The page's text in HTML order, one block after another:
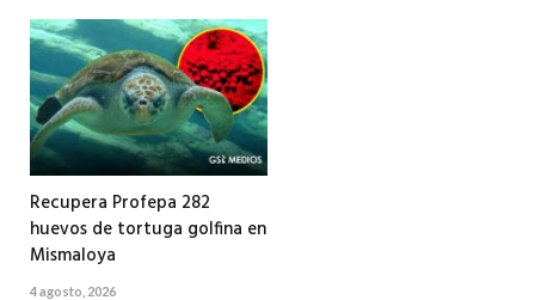
Recupera Profepa 282
huevos de tortuga golfina en
Mismaloya
4 agosto, 2026